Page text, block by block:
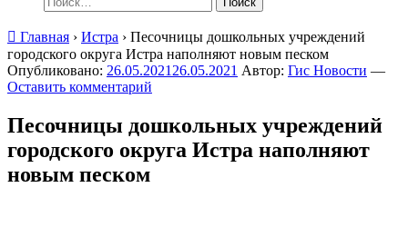
Главная › Истра › Песочницы дошкольных учреждений
городского округа Истра наполняют новым песком
Опубликовано: 26.05.2021 26.05.2021 Автор: Гис Новости —
Оставить комментарий
Песочницы дошкольных учреждений
городского округа Истра наполняют
новым песком